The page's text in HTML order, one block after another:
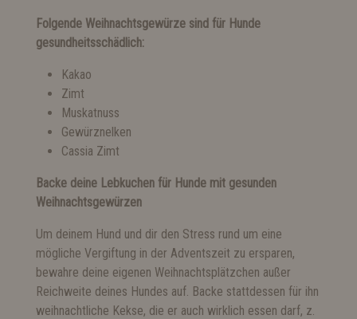
Folgende Weihnachtsgewürze sind für Hunde
gesundheitsschädlich:
Kakao
Zimt
Muskatnuss
Gewürznelken
Cassia Zimt
Backe deine Lebkuchen für Hunde mit gesunden
Weihnachtsgewürzen
Um deinem Hund und dir den Stress rund um eine
mögliche Vergiftung in der Adventszeit zu ersparen,
bewahre deine eigenen Weihnachtsplätzchen außer
Reichweite deines Hundes auf. Backe stattdessen für ihn
weihnachtliche Kekse, die er auch wirklich essen darf, z.